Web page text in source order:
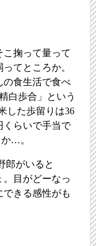
掬って量って
てところか。
の食生活で食べ
白歩合」という
した歩留りは36
くらいで手当で
…。
郎がいると
目がどーなっ
きる感性がも